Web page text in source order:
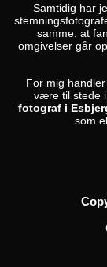
Samtidig har
samme: at
omgivelser går
For mig
være til stede
fotograf i
som